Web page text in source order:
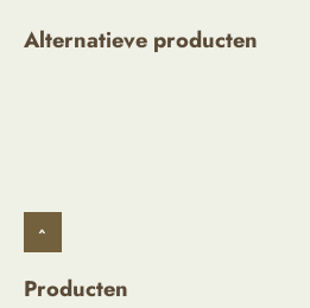
Alternatieve producten
^
Producten